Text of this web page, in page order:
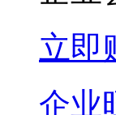
立即
企业